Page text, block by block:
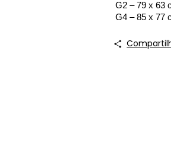
G2 – 79 x 63
G4 – 85 x 77